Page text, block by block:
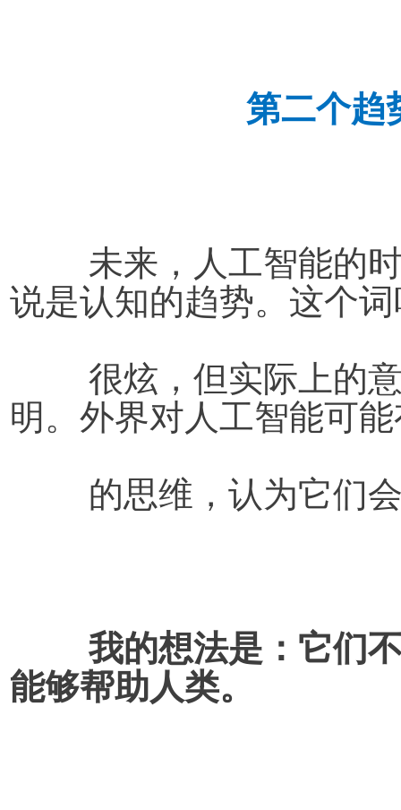
第二个趋
未来，人工智能的
说是认知的趋势。这个
明。外界对人工智能可
的思维，认为它们
我的想法是：它们
能够帮助人类。